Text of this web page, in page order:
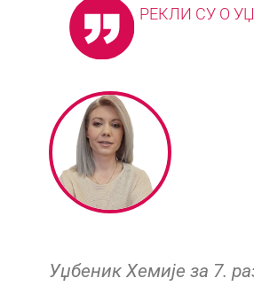
РЕКЛИ СУ О
Уџбеник Хемије за 7.